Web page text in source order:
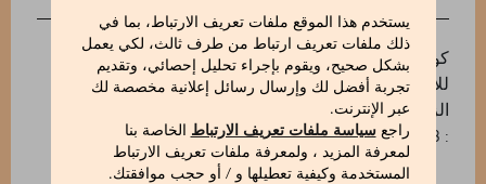
يستخدم هذا الموقع ملفات تعريف الارتباط، بما في
ذلك ملفات تعريف ارتباط من طرف ثالث، لكي يعمل
بشكل صحيح، ويقوم بإجراء تحليل إحصائي، وتقديم
تجربة أفضل لك وإرسال رسائل إعلانية مخصصة لك
عبر الإنترنت.
راجعسياسة ملفات تعريف الارتباط
الخاصة بنا
لمعرفة المزيد ، ولمعرفة ملفات تعريف الارتباط
المستخدمة وكيفية تعطيلها و / أو حجب موافقتك.
الوصف
كونفيتي ماركيزي 1824 هي تقليد حلو وملوّن، مثالي
للاحتفال بأي مناسبة. هذه الحلويات ذات اللون الأحمر
الزاهي تُحضَّر من لوز مزروع في جزيرة كابري.
: 500606058_V